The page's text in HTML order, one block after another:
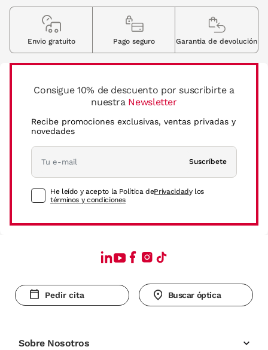
Consigue 10% de descuento por suscribirte a
nuestra Newsletter
Recibe promociones exclusivas, ventas privadas y
novedades
Suscríbete
He leído y acepto la Política dePrivacidady los
términos y condiciones
Envio gratuito Pago seguro Garantia de devolución
Pedir cita Buscar óptica
Sobre Nosotros